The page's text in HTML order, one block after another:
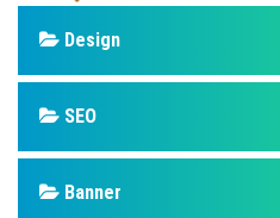
Design
SEO
Banner